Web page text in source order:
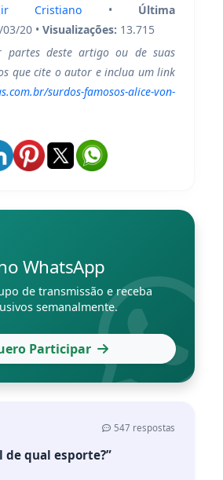
Cristiano • Última
20 • Visualizações: 13.715
partes deste artigo ou de suas
que cite o autor e inclua um link
surdos-famosos-alice-von-
WhatsApp
de transmissão e receba
semanalmente.
Participar
547 respostas
de qual esporte?”